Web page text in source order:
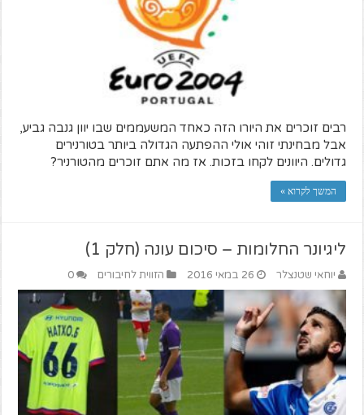
רבים זוכרים את היורו הזה כאחד המשעממים שבו יוון גנבה גביע,
אבל מבחינתי זוהי אולי ההפתעה הגדולה ביותר בטורנירים
גדולים. היוונים לקחו בזכות. אז מה אתם זוכרים מהטורניר?
המשך לקרוא »
ליגיונר החלומות – סיכום עונה (חלק 1)
יוחאי שטנצלר 26 במאי 2016 הזווית לחיבורים 0